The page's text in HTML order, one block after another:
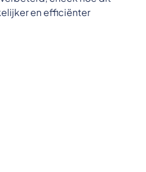
en efficiënter